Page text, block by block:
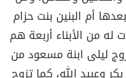
أم البنين بنت حزام
من الأبناء أربعة هم
ليلى ابنة مسعود من
وعبيد الله، كما تزوج